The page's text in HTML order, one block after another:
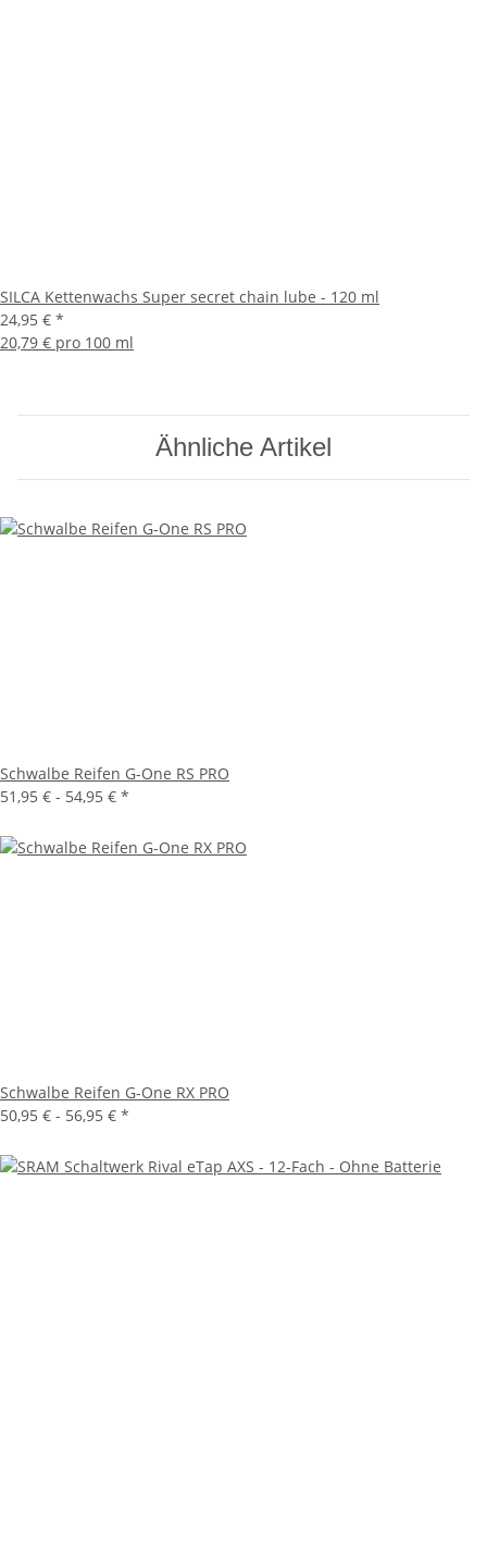
SILCA Kettenwachs Super secret chain lube - 120 ml
24,95 € *
20,79 € pro 100 ml
Ähnliche Artikel
Schwalbe Reifen G-One RS PRO
51,95 € - 54,95 € *
Schwalbe Reifen G-One RX PRO
50,95 € - 56,95 € *